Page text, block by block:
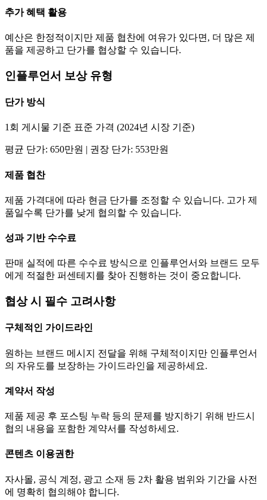
추가 혜택 활용
예산은 한정적이지만 제품 협찬에 여유가 있다면, 더 많은 제
품을 제공하고 단가를 협상할 수 있습니다.
인플루언서 보상 유형
단가방식
1회 게시물 기준 표준 가격 (2024년 시장 기준)
평균 단가: 650만원 | 권장 단가: 553만원
제품 협찬
제품 가격대에 따라 현금 단가를 조정할 수 있습니다. 고가 제
품일수록 단가를 낮게 협의할 수 있습니다.
성과 기반 수수료
판매 실적에 따른 수수료 방식으로 인플루언서와 브랜드 모두
에게 적절한 퍼센테지를 찾아 진행하는 것이 중요합니다.
협상 시 필수 고려사항
구체적인 가이드라인
원하는 브랜드 메시지 전달을 위해 구체적이지만 인플루언서
의 자유도를 보장하는 가이드라인을 제공하세요.
계약서 작성
제품 제공 후 포스팅 누락 등의 문제를 방지하기 위해 반드시
협의 내용을 포함한 계약서를 작성하세요.
콘텐츠 이용권한
자사몰, 공식 계정, 광고 소재 등 2차 활용 범위와 기간을 사전
에 명확히 협의해야 합니다.